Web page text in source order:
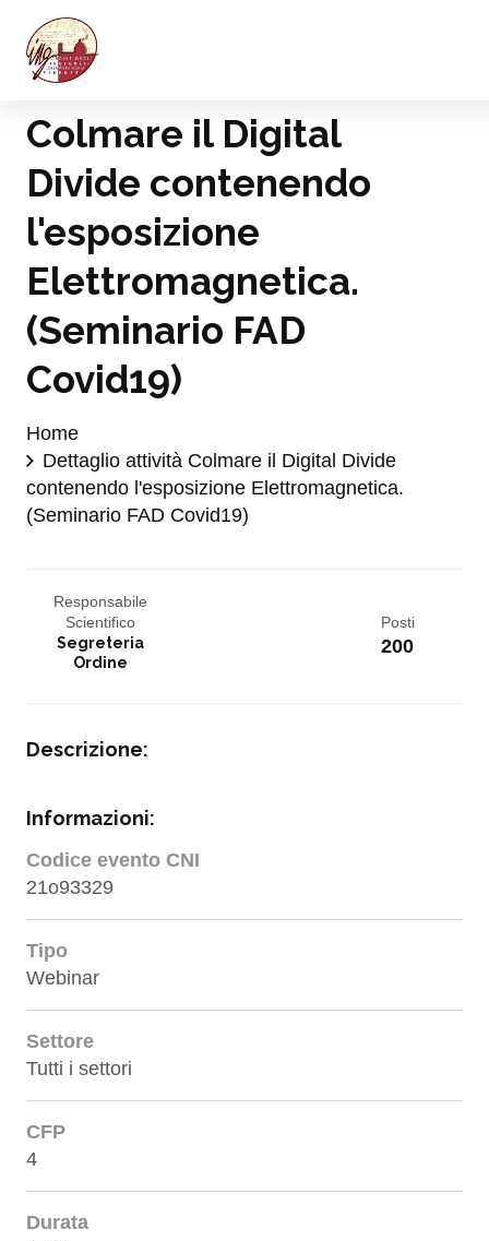
Colmare il Digital
Divide contenendo
l'esposizione
Elettromagnetica.
(Seminario FAD
Covid19)
Home
Dettaglio attività Colmare il Digital Divide
contenendo l'esposizione Elettromagnetica.
(Seminario FAD Covid19)
Responsabile
Scientifico
Segreteria
Ordine
Posti
200
Descrizione:
Informazioni:
Codice evento CNI
21o93329
Tipo
Webinar
Settore
Tutti i settori
CFP
4
Durata